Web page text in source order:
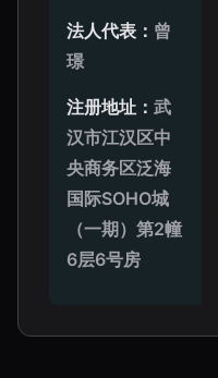
法人代表： 曾
璟
注册地址： 武
汉市江汉区中
央商务区泛海
国际SOHO城
（一期）第2幢
6层6号房